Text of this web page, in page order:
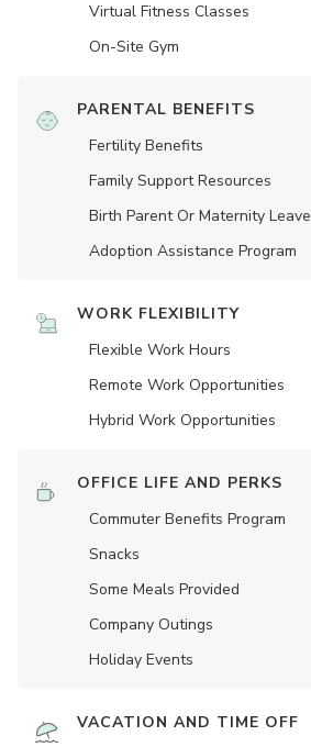
Virtual Fitness Classes
On-Site Gym
PARENTAL BENEFITS
Fertility Benefits
Family Support Resources
Birth Parent Or Maternity Leave
Adoption Assistance Program
WORK FLEXIBILITY
Flexible Work Hours
Remote Work Opportunities
Hybrid Work Opportunities
OFFICE LIFE AND PERKS
Commuter Benefits Program
Snacks
Some Meals Provided
Company Outings
Holiday Events
VACATION AND TIME OFF